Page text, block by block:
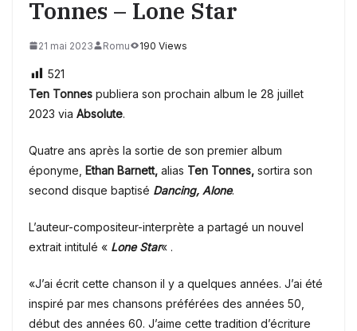
Tonnes – Lone Star
21 mai 2023 Romu 190 Views
521
Ten Tonnes publiera son prochain album le 28 juillet
2023 via Absolute.
Quatre ans après la sortie de son premier album
éponyme, Ethan Barnett, alias Ten Tonnes, sortira son
second disque baptisé Dancing, Alone.
L’auteur-compositeur-interprète a partagé un nouvel
extrait intitulé « Lone Star« .
«J’ai écrit cette chanson il y a quelques années. J’ai été
inspiré par mes chansons préférées des années 50,
début des années 60. J’aime cette tradition d’écriture